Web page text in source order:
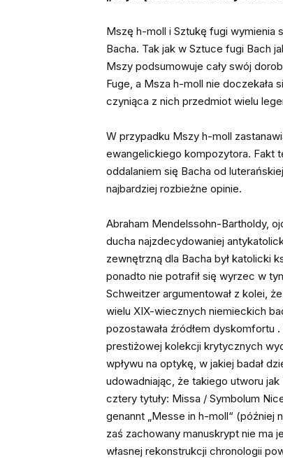
Mszę h-moll i Sztukę fugi wymienia
Bacha. Tak jak w Sztuce fugi Bach
Mszy podsumowuje cały swój
Fuge, a Msza h-moll nie doczekała
czyniąca z nich przedmiot wielu
W przypadku Mszy h-moll
ewangelickiego kompozytora. Fakt
oddalaniem się Bacha od
najbardziej rozbieżne opinie.
Abraham Mendelssohn-Bartholdy,
ducha najzdecydowaniej
zewnętrzną dla Bacha był katolicki
ponadto nie potrafił się wyrzec w
Schweitzer argumentował z kolei,
wielu XIX-wiecznych niemieckich
pozostawała źródłem dyskomfortu
prestiżowej kolekcji krytycznych
wpływu na optykę, w jakiej badał
udowadniając, że takiego utworu
cztery tytuły: Missa / Symbolum
genannt „Messe in h-moll“ (później
zaś zachowany manuskrypt nie ma
własnej rekonstrukcji chronologii